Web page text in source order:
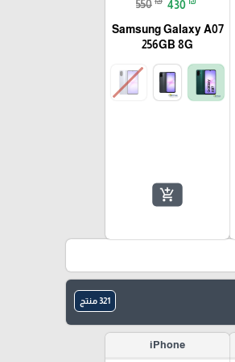
550 430
Samsung Galaxy A07
256GB 8G
add_shopping_cart
321 منتج
iPhone